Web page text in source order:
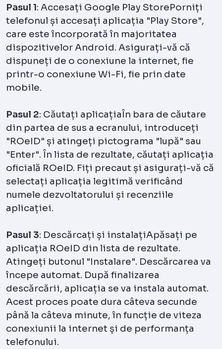
Pasul 1: Accesați Google Play StorePorniți
telefonul și accesați aplicația "Play Store",
care este încorporată în majoritatea
dispozitivelor Android. Asigurați-vă că
dispuneți de o conexiune la internet, fie
printr-o conexiune Wi-Fi, fie prin date
mobile.
Pasul 2: Căutați aplicațiaÎn bara de căutare
din partea de sus a ecranului, introduceți
"ROeID" și atingeți pictograma "lupă" sau
"Enter". În lista de rezultate, căutați aplicația
oficială ROeID. Fiți precaut și asigurați-vă că
selectați aplicația legitimă verificând
numele dezvoltatorului și recenziile
aplicației.
Pasul 3: Descărcați și instalațiApăsați pe
aplicația ROeID din lista de rezultate.
Atingeți butonul "Instalare". Descărcarea va
începe automat. După finalizarea
descărcării, aplicația se va instala automat.
Acest proces poate dura câteva secunde
până la câteva minute, în funcție de viteza
conexiunii la internet și de performanța
telefonului.